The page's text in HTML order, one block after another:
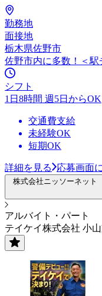
勤務地
面接地
栃木県佐野市
佐野市内に多数！＜駅
シフト
1日8時間 週5日からOK
交通費支給
未経験OK
短期OK
詳細を見る 応募画面
株式会社ニッソーネット
アルバイト・パート
テイケイ株式会社 小